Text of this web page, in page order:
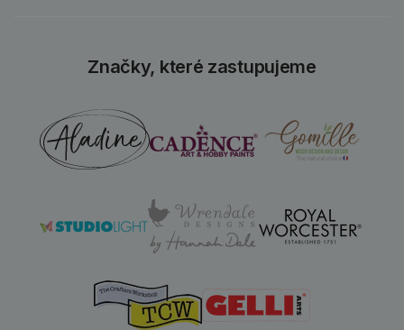
Značky, které zastupujeme